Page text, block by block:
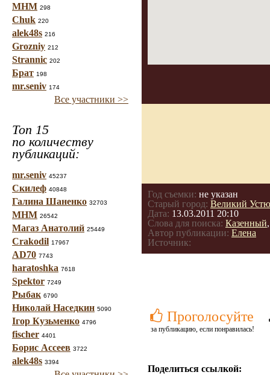
МНМ 298
Chuk 220
alek48s 216
Grozniy 212
Strannic 202
Брат 198
mr.seniv 174
Все участники >>
Топ 15
по количеству
публикаций:
mr.seniv 45237
Скилеф 40848
Галина Шаненко 32703
МНМ 26542
Магаз Анатолий 25449
Crakodil 17967
AD70 7743
haratoshka 7618
Spektor 7249
Рыбак 6790
Николай Наседкин 5090
Ігор Кузьменко 4796
fischer 4401
Борис Ассеев 3722
alek48s 3394
Год съемки: не указан
Старый город: Великий
Дата: 13.03.2011 20:10
Слова для поиска: Казенный
Автор публикации: Елена
Источник:
Проголосуйте
за публикацию, если понравилась!
Поделиться ссылкой: